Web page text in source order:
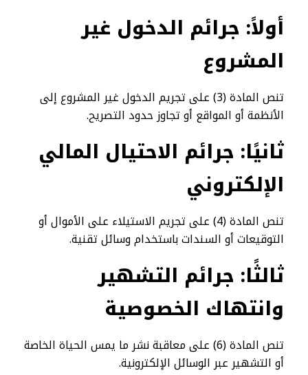
أولاً: جرائم الدخول غير
المشروع
تنص المادة (3) على تجريم الدخول غير المشروع إلى
الأنظمة أو المواقع أو تجاوز حدود التصريح.
ثانيًا: جرائم الاحتيال المالي
الإلكتروني
تنص المادة (4) على تجريم الاستيلاء على الأموال أو
التوقيعات أو السندات باستخدام وسائل تقنية.
ثالثًا: جرائم التشهير
وانتهاك الخصوصية
تنص المادة (6) على معاقبة نشر ما يمس الحياة الخاصة
أو التشهير عبر الوسائل الإلكترونية.